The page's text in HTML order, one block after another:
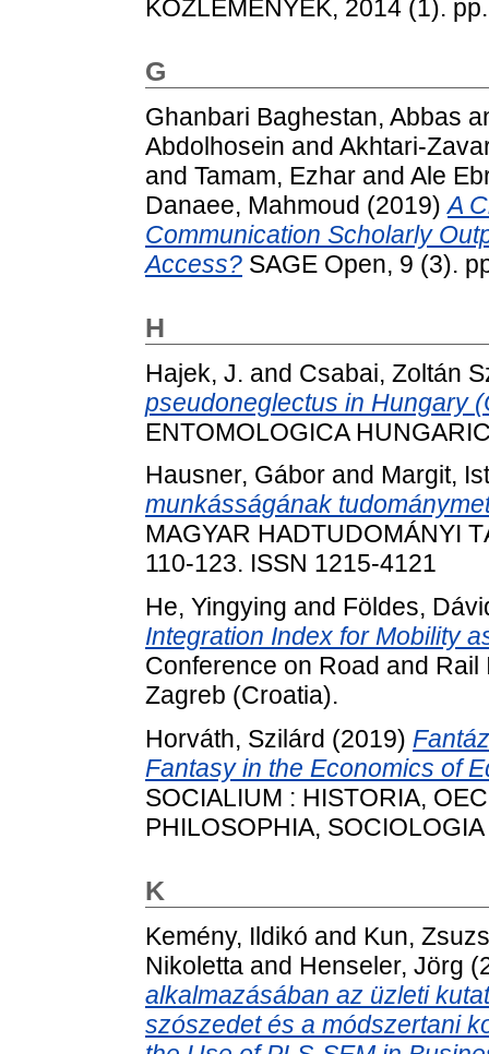
KÖZLEMÉNYEK, 2014 (1).
G
Ghanbari Baghestan, Abbas
Abdolhosein and Akhtari-
and Tamam, Ezhar and Ale
Danaee, Mahmoud (2019)A
Communication Scholarly
Access? SAGE Open, 9 (3).
H
Hajek, J. and Csabai, Zoltán
pseudoneglectus in Hungary
ENTOMOLOGICA
Hausner, Gábor and Margit,
munkásságának
MAGYAR HADTUDOMÁNYI
110-123. ISSN 1215-4121
He, Yingying and Földes,
Integration Index for Mobility
Conference on Road and
Zagreb (Croatia).
Horváth, Szilárd (2019)
Fantasy in the Economics of
SOCIALIUM : HISTORIA,
PHILOSOPHIA,
K
Kemény, Ildikó and Kun,
Nikoletta and Henseler, Jörg
alkalmazásában az üzleti
szószedet és a módszertani